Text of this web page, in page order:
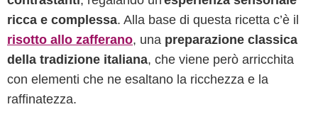
ricca e complessa. Alla base di questa ricetta c’è il
risotto allo zafferano, una preparazione classica
della tradizione italiana, che viene però arricchita
con elementi che ne esaltano la ricchezza e la
raffinatezza.